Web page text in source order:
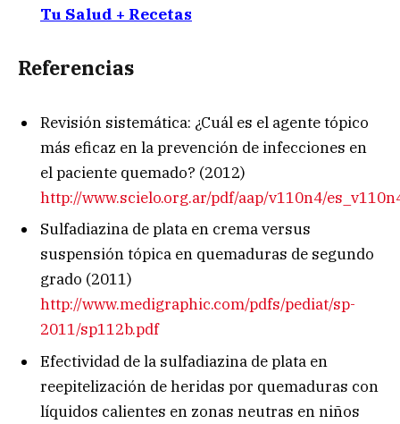
Tu Salud + Recetas
Referencias
Revisión sistemática: ¿Cuál es el agente tópico
más eficaz en la prevención de infecciones en
el paciente quemado? (2012)
http://www.scielo.org.ar/pdf/aap/v110n4/
Sulfadiazina de plata en crema versus
suspensión tópica en quemaduras de segundo
grado (2011)
http://www.medigraphic.com/pdfs/pediat/sp-
2011/sp112b.pdf
Efectividad de la sulfadiazina de plata en
reepitelización de heridas por quemaduras con
líquidos calientes en zonas neutras en niños